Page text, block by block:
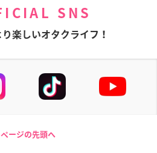
SNS
楽しいオタクライフ！
ページの先頭へ